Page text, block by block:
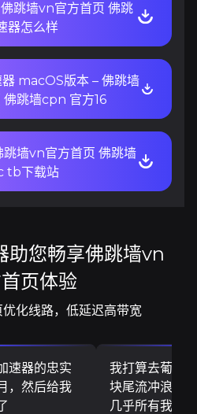
跳墙vn官方首页 佛跳
器怎么样
macOS版本 – 佛跳墙
跳墙cpn 官方16
墙vn官方首页 佛跳墙
tb下载站
助您畅享佛跳墙vn
页体验
化线路，低延迟高带宽
速器的忠实
，然后给我
我打算去葡萄
块尾流冲浪板
几乎所有我需